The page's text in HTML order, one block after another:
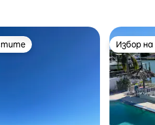
на гостите Избор
Избор